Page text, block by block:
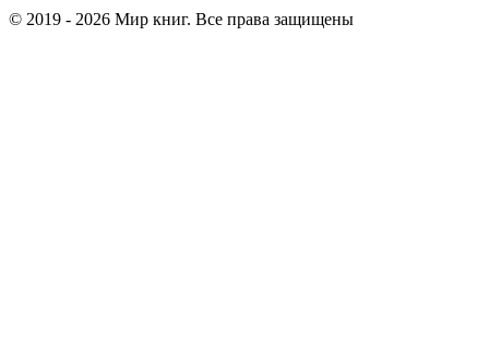
© 2019 - 2026 Мир книг. Все права защищены